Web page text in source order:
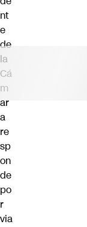
nt
e
de
la
Cá
m
ar
a
re
sp
on
de
po
r
via